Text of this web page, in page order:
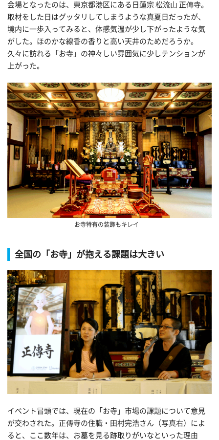
会場となったのは、東京都港区にある日蓮宗 松流山 正傳寺。
取材をした日はグッタリしてしまうような真夏日だったが、
境内に一歩入ってみると、体感気温が少し下がったような気
がした。ほのかな線香の香りと高い天井のためだろうか。
久々に訪れる「お寺」の神々しい雰囲気に少しテンションが
上がった。
お寺特有の装飾もキレイ
全国の「お寺」が抱える課題は大きい
イベント冒頭では、現在の「お寺」市場の課題について意見
が交わされた。正傳寺の住職・田村完浩さん（写真右）によ
ると、ここ数年は、お墓を見る跡取りがいなといった理由